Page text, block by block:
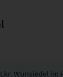
Lkr. Wunsiedel im